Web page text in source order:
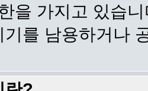
을 가지고 있습
기를 남용하거나